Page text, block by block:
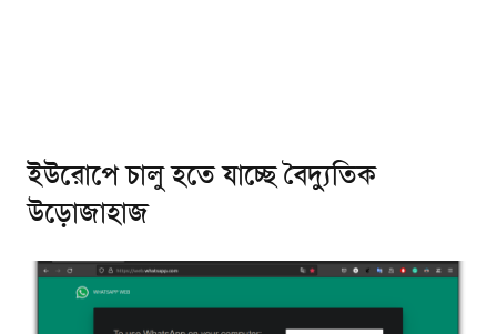
ইউরোপে চালু হতে যাচ্ছে বৈদ্যুতিক
উড়োজাহাজ